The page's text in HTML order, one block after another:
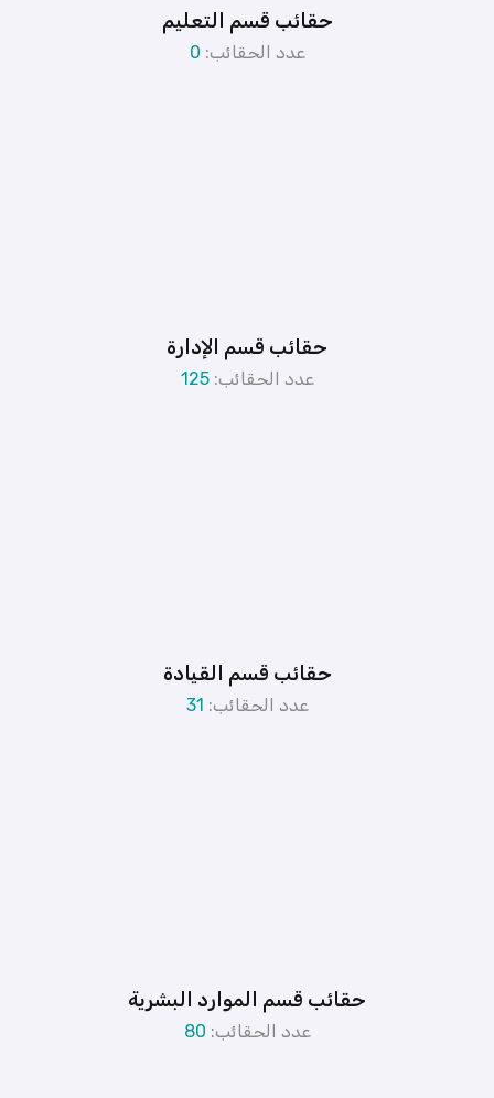
حقائب قسم التعليم
عدد الحقائب: 0
حقائب قسم الإدارة
عدد الحقائب:125
حقائب قسم القيادة
عدد الحقائب: 31
حقائب قسم الموارد البشرية
عدد الحقائب: 80